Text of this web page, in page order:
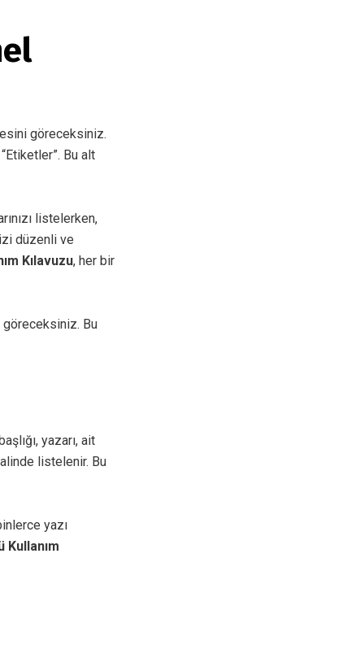
göreceksiniz.
“Etiketler”. Bu alt
listelerken,
düzenli ve
Kılavuzu, her bir
göreceksiniz. Bu
yazarı, ait
listelenir. Bu
yazı
Kullanım